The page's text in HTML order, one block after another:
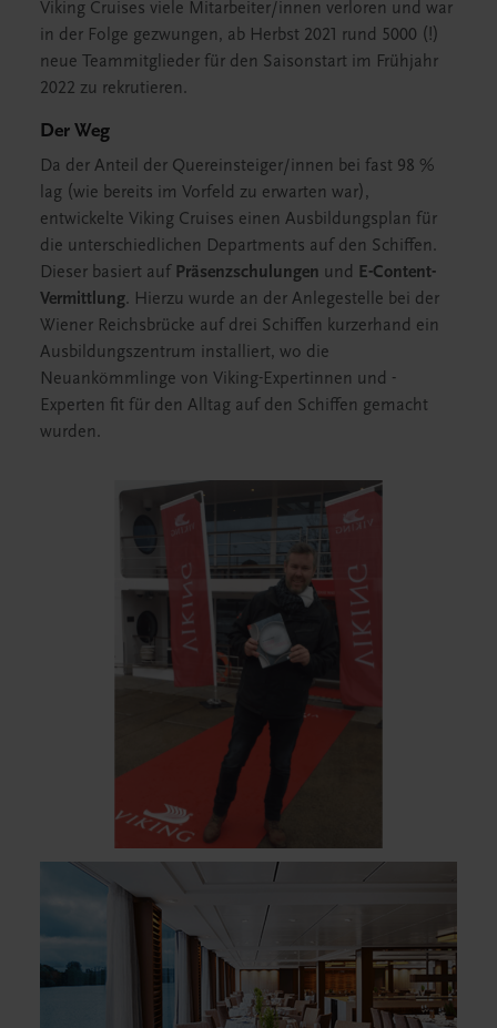
Viking Cruises viele Mitarbeiter/innen verloren und war
in der Folge gezwungen, ab Herbst 2021 rund 5000 (!)
neue Teammitglieder für den Saisonstart im Frühjahr
2022 zu rekrutieren.
Der Weg
Da der Anteil der Quereinsteiger/innen bei fast 98 %
lag (wie bereits im Vorfeld zu erwarten war),
entwickelte Viking Cruises einen Ausbildungsplan für
die unterschiedlichen Departments auf den Schiffen.
Dieser basiert auf Präsenzschulungen und E-Content-
Vermittlung. Hierzu wurde an der Anlegestelle bei der
Wiener Reichsbrücke auf drei Schiffen kurzerhand ein
Ausbildungszentrum installiert, wo die
Neuankömmlinge von Viking-Expertinnen und -
Experten fit für den Alltag auf den Schiffen gemacht
wurden.